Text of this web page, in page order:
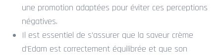
une promotion adaptées pour éviter ces perceptions
négatives.
Il est essentiel de s’assurer que la saveur crème
d’Edam est correctement équilibrée et que son